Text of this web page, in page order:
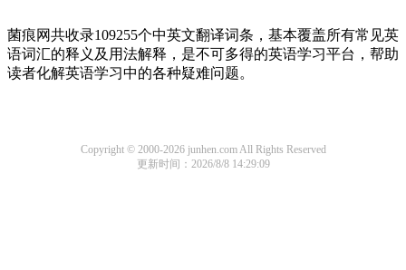
菌痕网共收录109255个中英文翻译词条，基本覆盖所有常见英
语词汇的释义及用法解释，是不可多得的英语学习平台，帮助
读者化解英语学习中的各种疑难问题。
Copyright © 2000-2026 junhen.com All Rights Reserved
更新时间：2026/8/8 14:29:09